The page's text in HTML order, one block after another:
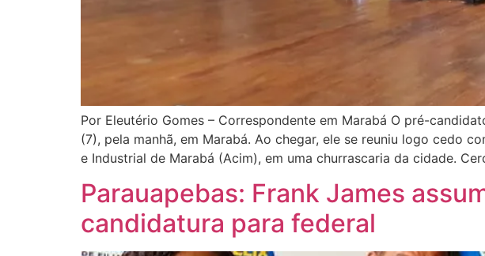
Por Eleutério Gomes – Correspondente em Marabá O pré-
(7), pela manhã, em Marabá. Ao chegar, ele se reuniu logo cedo
e Industrial de Marabá (Acim), em uma churrascaria da cidade.
Parauapebas: Frank James
candidatura para federal